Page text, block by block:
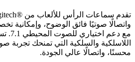
مع
اللاسلكية والسلكية التي تمنحك تجربة
محسنًا، واتصالًا عالي الجودة.